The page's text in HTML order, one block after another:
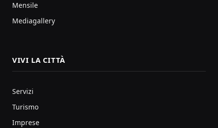
Mensile
Mediagallery
VIVI LA CITTÀ
Servizi
Turismo
Imprese